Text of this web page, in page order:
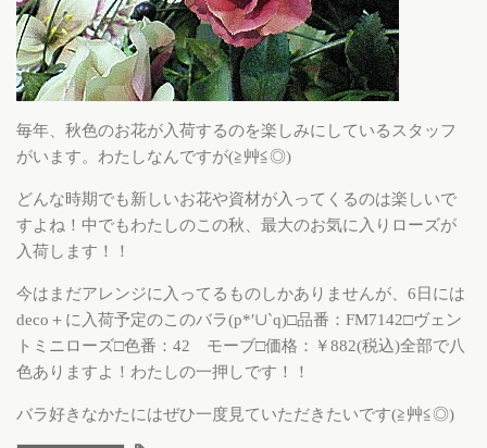
毎年、秋色のお花が入荷するのを楽しみにしているスタッフ
がいます。わたしなんですが(≧艸≦◎)
どんな時期でも新しいお花や資材が入ってくるのは楽しいで
すよね！中でもわたしのこの秋、最大のお気に入りローズが
入荷します！！
今はまだアレンジに入ってるものしかありませんが、6日には
deco＋に入荷予定のこのバラ(p*′∪`q)□品番：FM7142□ヴェン
トミニローズ□色番：42 モーブ□価格：￥882(税込)全部で八
色ありますよ！わたしの一押しです！！
バラ好きなかたにはぜひ一度見ていただきたいです(≧艸≦◎)